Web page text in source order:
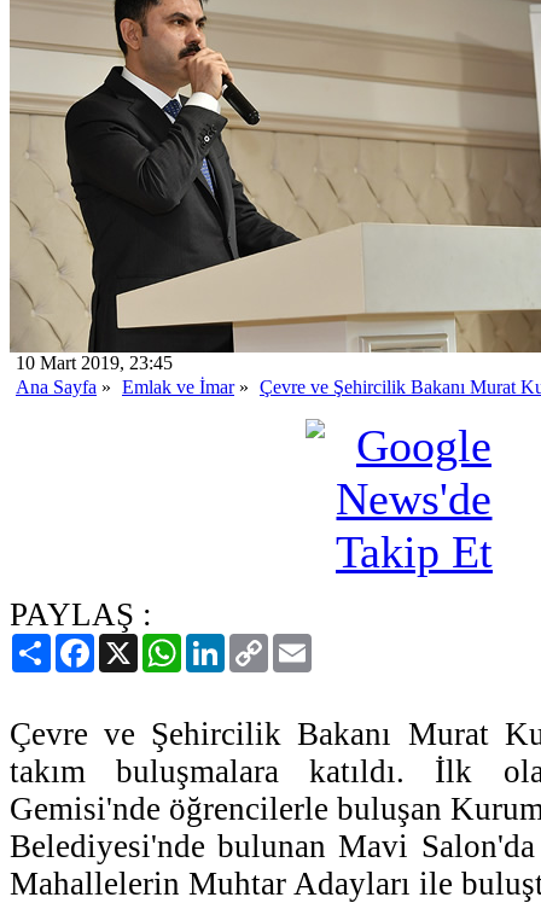
10 Mart 2019, 23:45
Ana Sayfa » Emlak ve İmar» Çevre ve Şehircilik Bakanı Murat
PAYLAŞ :
PaylaşFacebook
X WhatsAppLinkedIn
Copy
Link
Çevre ve Şehircilik Bakanı Murat
takım buluşmalara katıldı. İlk
Gemisi'nde öğrencilerle buluşan
Belediyesi'nde bulunan Mavi
Mahallelerin Muhtar Adayları ile